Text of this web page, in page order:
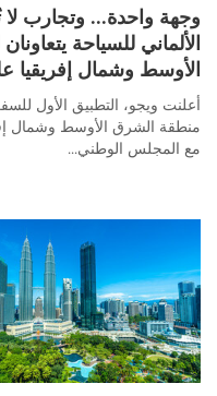
وجهة واحدة... وتجارب
الألماني للسياحة
الأوسط وشمال إفريقيا
أعلنت ويجو، التطبيق الأول
مع المجلس الوطني...